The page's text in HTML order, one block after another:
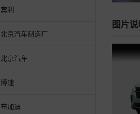
宾利
北京汽车制造厂
北京汽车
博速
布加迪
图片